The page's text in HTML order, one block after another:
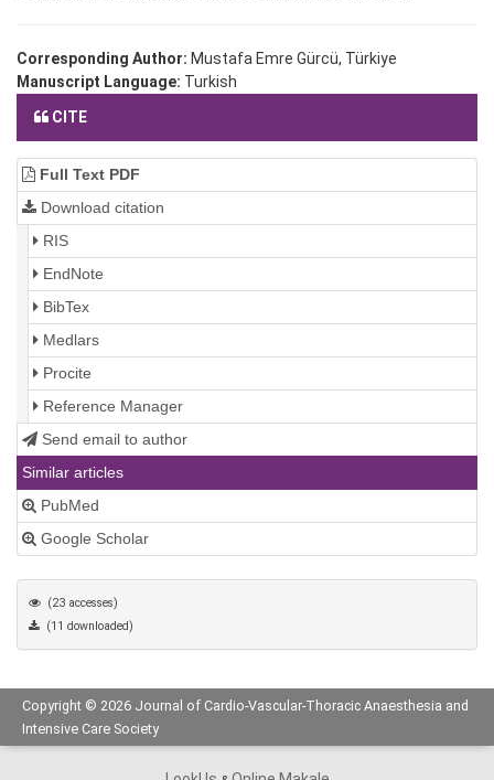
Corresponding Author: Mustafa Emre Gürcü, Türkiye
Manuscript Language: Turkish
CITE
Full Text PDF
Download citation
RIS
EndNote
BibTex
Medlars
Procite
Reference Manager
Send email to author
Similar articles
PubMed
Google Scholar
(23 accesses)
(11 downloaded)
Copyright © 2026 Journal of Cardio-Vascular-Thoracic Anaesthesia and
Intensive Care Society